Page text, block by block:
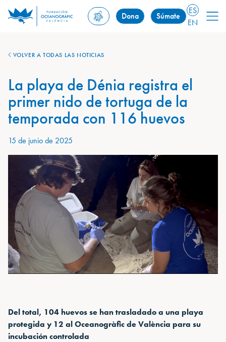
Dona Súmate
ES
EN
VOLVER A TODAS LAS NOTICIAS
La playa de Dénia registra el
primer nido de tortuga de la
temporada con 116 huevos
15 de junio de 2025
Del total, 104 huevos se han trasladado a una playa
protegida y 12 al Oceanogràfic de València para su
incubación controlada